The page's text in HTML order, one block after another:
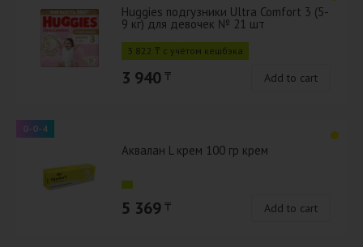
Huggies подгузники Ultra Comfort 3 (5-
9 кг) для девочек № 21 шт
3 822 ₸ с учётом кешбэка
3 940 ₸ Add to cart
0-0-4
Аквалан L крем 100 гр крем
5 369 ₸ Add to cart